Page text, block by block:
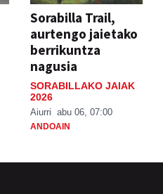
Sorabilla Trail,
aurtengo jaietako
berrikuntza
nagusia
SORABILLAKO JAIAK
2026
Aiurri abu 06, 07:00
ANDOAIN